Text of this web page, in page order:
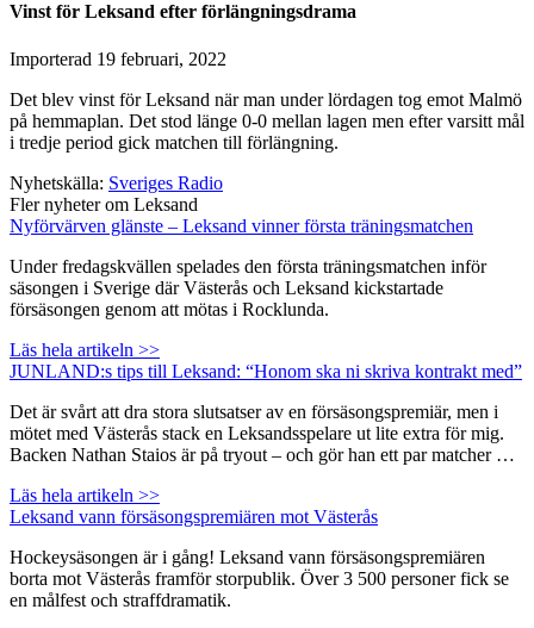
Vinst för Leksand efter förlängningsdrama
Importerad 19 februari, 2022
Det blev vinst för Leksand när man under lördagen tog emot Malmö
på hemmaplan. Det stod länge 0-0 mellan lagen men efter varsitt mål
i tredje period gick matchen till förlängning.
Nyhetskälla: Sveriges Radio
Fler nyheter om Leksand
Nyförvärven glänste – Leksand vinner första träningsmatchen
Under fredagskvällen spelades den första träningsmatchen inför
säsongen i Sverige där Västerås och Leksand kickstartade
försäsongen genom att mötas i Rocklunda.
Läs hela artikeln >>
JUNLAND:s tips till Leksand: “Honom ska ni skriva kontrakt med”
Det är svårt att dra stora slutsatser av en försäsongspremiär, men i
mötet med Västerås stack en Leksandsspelare ut lite extra för mig.
Backen Nathan Staios är på tryout – och gör han ett par matcher …
Läs hela artikeln >>
Leksand vann försäsongspremiären mot Västerås
Hockeysäsongen är i gång! Leksand vann försäsongspremiären
borta mot Västerås framför storpublik. Över 3 500 personer fick se
en målfest och straffdramatik.